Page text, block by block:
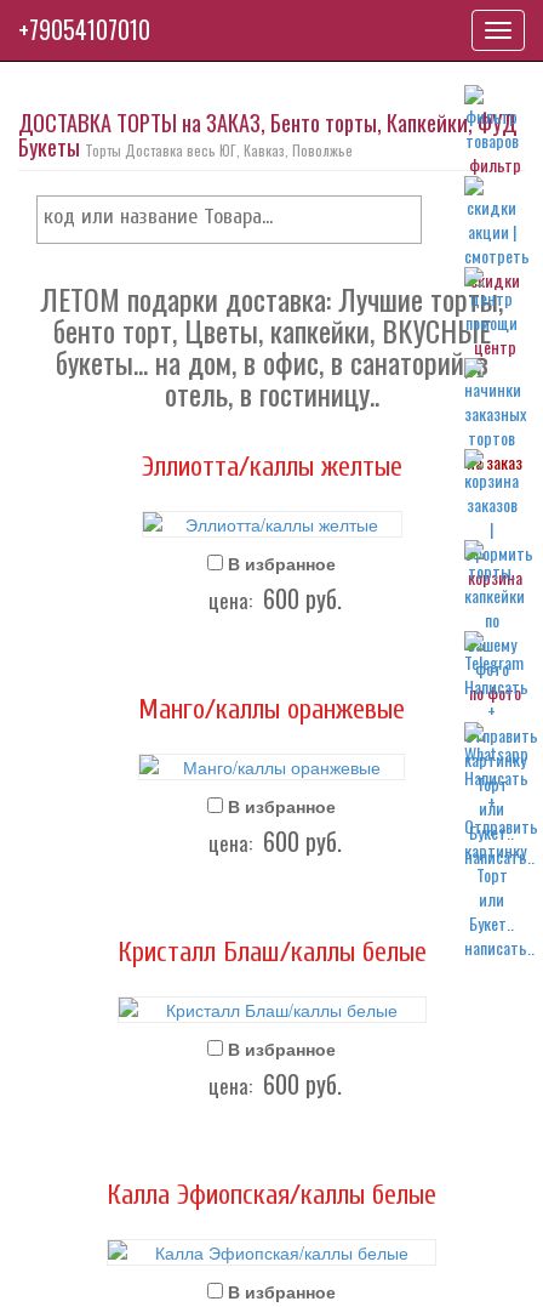
фильтр
скидки
центр
на заказ
корзина
по фото
написать..
написать..
ДОСТАВКА ТОРТЫ на ЗАКАЗ, Бенто торты, Капкейки, ФУД
Букеты Торты Доставка весь ЮГ, Кавказ, Поволжье
ЛЕТОМ подарки доставка: Лучшие торты,
бенто торт, Цветы, капкейки, ВКУСНЫЕ
букеты... на дом, в офис, в санаторий, в
отель, в гостиницу..
Эллиотта/каллы желтые
В избранное
цена: 600 руб.
Манго/каллы оранжевые
В избранное
цена: 600 руб.
Кристалл Блаш/каллы белые
В избранное
цена: 600 руб.
Калла Эфиопская/каллы белые
В избранное
+79054107010